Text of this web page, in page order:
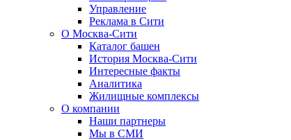
Управление
Реклама в Сити
О Москва-Сити
Каталог башен
История Москва-Сити
Интересные факты
Аналитика
Жилищные комплексы
О компании
Наши партнеры
Мы в СМИ